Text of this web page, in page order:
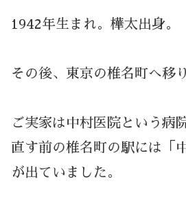
1942年生まれ。樺太出身。
その後、東京の椎名町へ移
ご実家は中村医院という病
直す前の椎名町の駅には「
が出ていました。